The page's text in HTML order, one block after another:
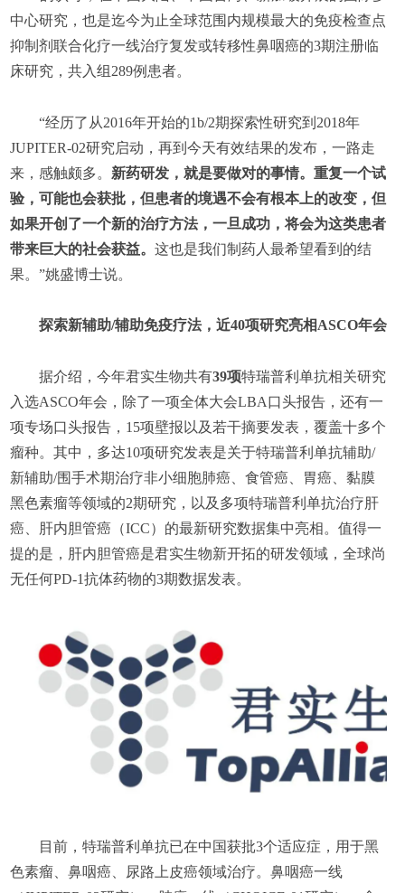
中心研究，也是迄今为止全球范围内规模最大的免疫检查点
抑制剂联合化疗一线治疗复发或转移性鼻咽癌的3期注册临
床研究，共入组289例患者。
“经历了从2016年开始的1b/2期探索性研究到2018年
JUPITER-02研究启动，再到今天有效结果的发布，一路走
来，感触颇多。 新药研发，就是要做对的事情。重复一个试
验，可能也会获批，但患者的境遇不会有根本上的改变，但
如果开创了一个新的治疗方法，一旦成功，将会为这类患者
带来巨大的社会获益。 这也是我们制药人最希望看到的结
果。”姚盛博士说。
探索新辅助/辅助免疫疗法，近40项研究亮相ASCO年会
据介绍，今年君实生物共有39项特瑞普利单抗相关研究
入选ASCO年会，除了一项全体大会LBA口头报告，还有一
项专场口头报告，15项壁报以及若干摘要发表，覆盖十多个
瘤种。其中，多达10项研究发表是关于特瑞普利单抗辅助/
新辅助/围手术期治疗非小细胞肺癌、食管癌、胃癌、黏膜
黑色素瘤等领域的2期研究，以及多项特瑞普利单抗治疗肝
癌、肝内胆管癌（ICC）的最新研究数据集中亮相。值得一
提的是，肝内胆管癌是君实生物新开拓的研发领域，全球尚
无任何PD-1抗体药物的3期数据发表。
目前，特瑞普利单抗已在中国获批3个适应症，用于黑
色素瘤、鼻咽癌、尿路上皮癌领域治疗。鼻咽癌一线